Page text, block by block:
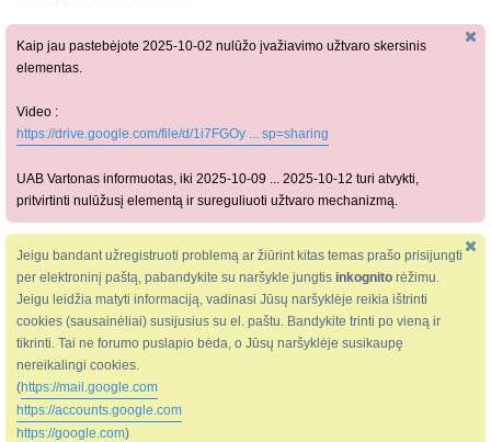
Kaip jau pastebėjote 2025-10-02 nulūžo įvažiavimo užtvaro skersinis
elementas.
Video :
https://drive.google.com/file/d/1i7FGOy ... sp=sharing
UAB Vartonas informuotas, iki 2025-10-09 ... 2025-10-12 turi atvykti,
pritvirtinti nulūžusį elementą ir sureguliuoti užtvaro mechanizmą.
Jeigu bandant užregistruoti problemą ar žiūrint kitas temas prašo prisijungti
per elektroninį paštą, pabandykite su naršykle jungtis inkognito rėžimu.
Jeigu leidžia matyti informaciją, vadinasi Jūsų naršyklėje reikia ištrinti
cookies (sausainėliai) susijusius su el. paštu. Bandykite trinti po vieną ir
tikrinti. Tai ne forumo puslapio bėda, o Jūsų naršyklėje susikaupę
nereikalingi cookies.
(https://mail.google.com
https://accounts.google.com
https://google.com)